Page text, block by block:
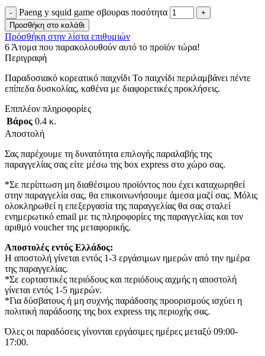
Paeng y squid game σβουραs ποσότητα
Προσθήκη στο καλάθι
Πρόσθήκη στην λίστα επιθυμιών
6 Άτομα που παρακολουθούν αυτό το προϊόν τώρα!
Περιγραφή
Παραδοσιακό κορεατικό παιχνίδι Το παιχνίδι περιλαμβάνει πέντε
επίπεδα δυσκολίας, καθένα με διαφορετικές προκλήσεις.
Επιπλέον πληροφορίες
Βάρος 0.4 κ.
Αποστολή
Σας παρέχουμε τη δυνατότητα επιλογής παραλαβής της
παραγγελίας σας είτε μέσω της box express στο χώρο σας.
*Σε περίπτωση μη διαθέσιμου προϊόντος που έχει καταχωρηθεί
στην παραγγελία σας, θα επικοινωνήσουμε άμεσα μαζί σας. Μόλις
ολοκληρωθεί η επεξεργασία της παραγγελίας θα σας σταλεί
ενημερωτικό email με τις πληροφορίες της παραγγελίας και τον
αριθμό voucher της μεταφορικής.
Αποστολές εντός Ελλάδος:
Η αποστολή γίνεται εντός 1-3 εργάσιμων ημερών από την ημέρα
της παραγγελίας.
*Σε εορταστικές περιόδους και περιόδους αιχμής η αποστολή
γίνεται εντός 1-5 ημερών.
*Για δύσβατους ή μη συχνής παράδοσης προορισμούς ισχύει η
πολιτική παράδοσης της box express της περιοχής σας.
Όλες οι παραδόσεις γίνονται εργάσιμες ημέρες μεταξύ 09:00-
17:00.